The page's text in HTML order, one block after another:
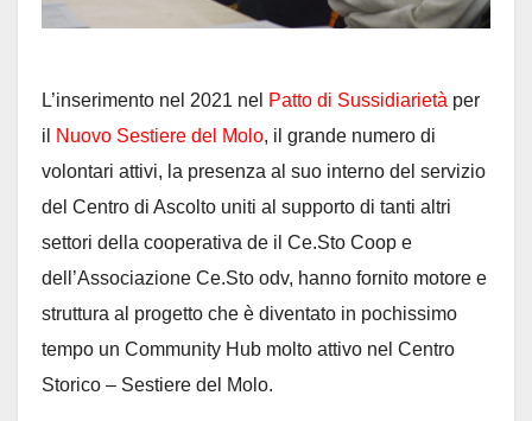
L’inserimento nel 2021 nel Patto di Sussidiarietà per
il
Nuovo Sestiere del Molo, il grande numero di
volontari attivi, la presenza al suo interno del servizio
del Centro di Ascolto uniti al supporto di tanti altri
settori della cooperativa de il Ce.Sto Coop e
dell’Associazione Ce.Sto odv, hanno fornito motore e
struttura al progetto che è diventato in pochissimo
tempo un Community Hub molto attivo nel Centro
Storico – Sestiere del Molo.